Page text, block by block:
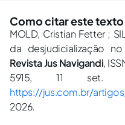
Como citar este texto
MOLD, Cristian Fetter ;
da desjudicialização
Revista Jus Navigandi,
5915, 11 set.
https://jus.com.br/
2026.